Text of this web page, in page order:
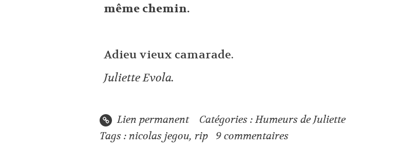
même chemin.
Adieu vieux camarade.
Juliette Evola.
Lien permanent Catégories :Humeurs de Juliette
Tags : nicolas jegou, rip 9 commentaires